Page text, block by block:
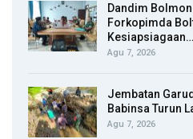
Dandim
Forkopimda
Kesiapsiagaan…
Agu 7, 2026
Jembatan
Babinsa Turun
Agu 7, 2026